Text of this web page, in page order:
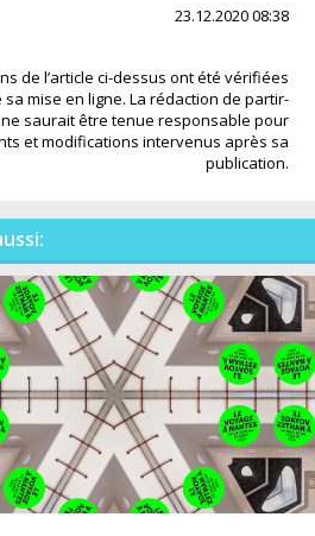
23.12.2020 08:38
de l’article ci-dessus ont été vérifiées
sa mise en ligne. La rédaction de partir-
saurait être tenue responsable pour
et modifications intervenus après sa
publication.